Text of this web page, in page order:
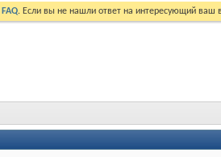
FAQ. Если вы не нашли ответ на интересующий ваш